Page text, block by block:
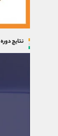
نتایج دوره